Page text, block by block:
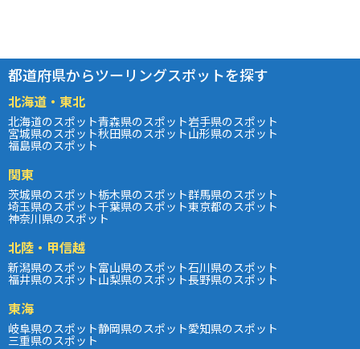
都道府県からツーリングスポットを探す
北海道・東北
北海道のスポット青森県のスポット岩手県のスポット
宮城県のスポット秋田県のスポット山形県のスポット
福島県のスポット
関東
茨城県のスポット栃木県のスポット群馬県のスポット
埼玉県のスポット千葉県のスポット東京都のスポット
神奈川県のスポット
北陸・甲信越
新潟県のスポット富山県のスポット石川県のスポット
福井県のスポット山梨県のスポット長野県のスポット
東海
岐阜県のスポット静岡県のスポット愛知県のスポット
三重県のスポット